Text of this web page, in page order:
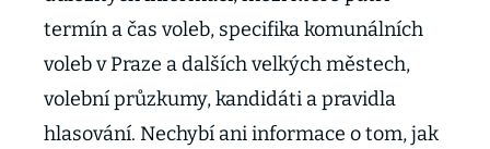
termín a čas voleb, specifika komunálních
voleb v Praze a dalších velkých městech,
volební průzkumy, kandidáti a pravidla
hlasování. Nechybí ani informace o tom, jak